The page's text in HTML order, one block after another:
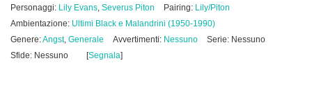
Personaggi: Lily Evans, Severus Piton Pairing: Lily/Piton
Ambientazione: Ultimi Black e Malandrini (1950-1990)
Genere:Angst, Generale Avvertimenti: Nessuno
Serie: Nessuno
Sfide: Nessuno
[Segnala]